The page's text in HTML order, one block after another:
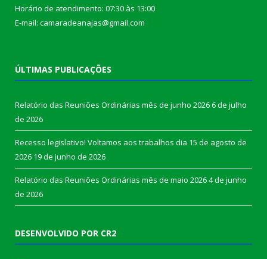
Horário de atendimento: 07:30 às 13:00
E-mail: camaradeanajas@gmail.com
ÚLTIMAS PUBLICAÇÕES
Relatório das Reuniões Ordinárias mês de junho 20266 de julho
de 2026
Recesso legislativo! Voltamos aos trabalhos dia 15 de agosto de
2026 19 de junho de 2026
Relatório das Reuniões Ordinárias mês de maio 20264 de junho
de 2026
DESENVOLVIDO POR CR2